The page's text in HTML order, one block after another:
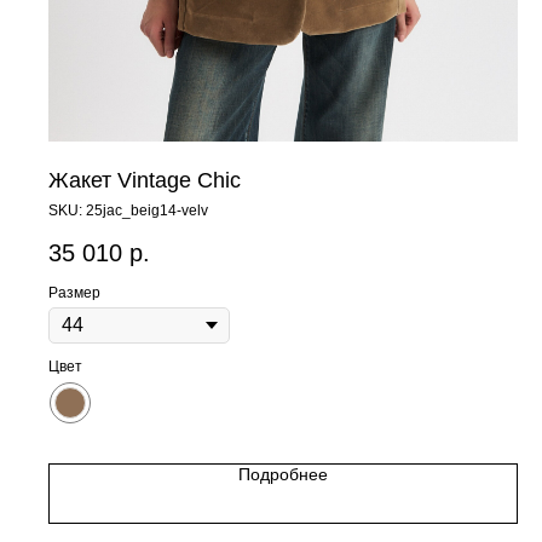
Жакет Vintage Chic
SKU: 25jac_beig14-velv
35 010 р.
Размер
Цвет
Подробнее